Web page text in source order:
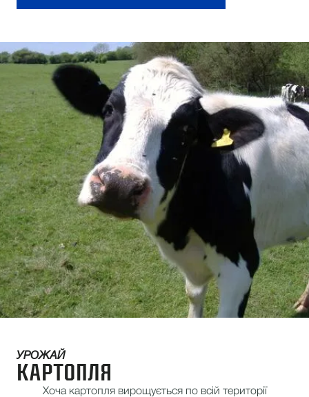
УРОЖАЙ
КАРТОПЛЯ
Хоча картопля вирощується по всій території